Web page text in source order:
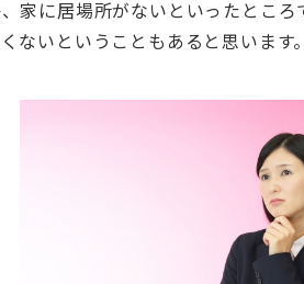
家に居場所がないといったところ
ないということもあると思います。